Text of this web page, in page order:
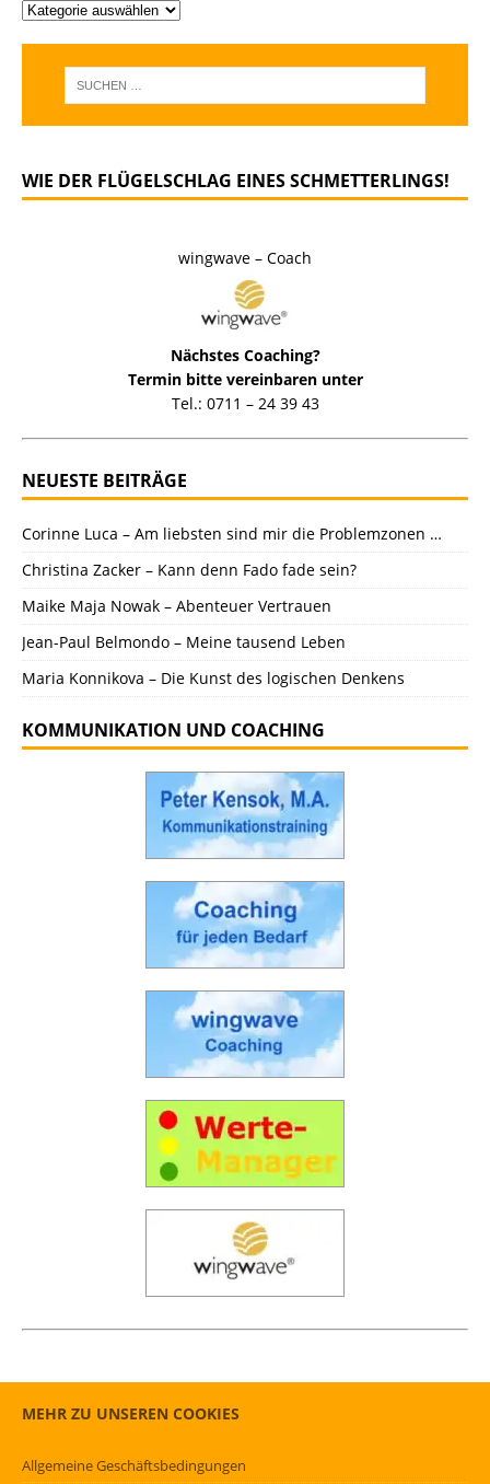
WIE DER FLÜGELSCHLAG EINES SCHMETTERLINGS!
wingwave – Coach
Nächstes Coaching?
Termin bitte vereinbaren unter
Tel.: 0711 – 24 39 43
NEUESTE BEITRÄGE
Corinne Luca – Am liebsten sind mir die Problemzonen …
Christina Zacker – Kann denn Fado fade sein?
Maike Maja Nowak – Abenteuer Vertrauen
Jean-Paul Belmondo – Meine tausend Leben
Maria Konnikova – Die Kunst des logischen Denkens
KOMMUNIKATION UND COACHING
MEHR ZU UNSEREN COOKIES
Allgemeine Geschäftsbedingungen